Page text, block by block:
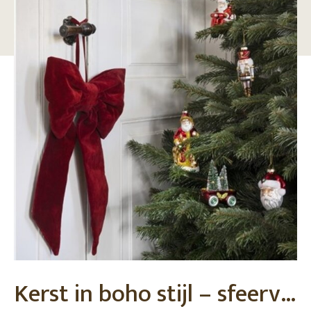
Kerst in boho stijl – sfeervol stylen met Madam Stoltz